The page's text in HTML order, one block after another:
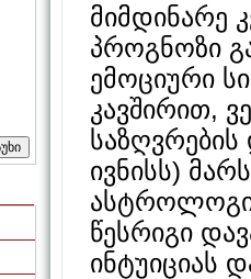
მიმდინარე
პროგნოზი
ემოციური
კავშირით,
ივნისს)
წესრიგი
ინტუიციას